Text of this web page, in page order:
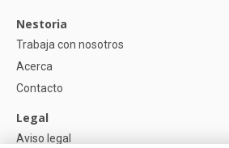
Nestoria
Trabaja con nosotros
Acerca
Contacto
Legal
Aviso legal